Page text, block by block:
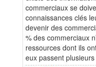
commerciaux se
connaissances clés
devenir des
% des commerciaux
ressources dont ils
eux passent